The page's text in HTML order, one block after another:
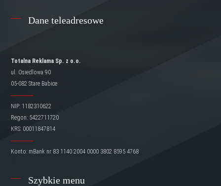
Dane teleadresowe
Totalna Reklama Sp. z o.o.
ul. Osiedlowa 90
05-082 Stare Babice
NIP: 1182310622
Regon: 5422711720
KRS: 00011847814
Konto: mBank nr 83 1140 2004 0000 3802 8595 4768
Szybkie menu